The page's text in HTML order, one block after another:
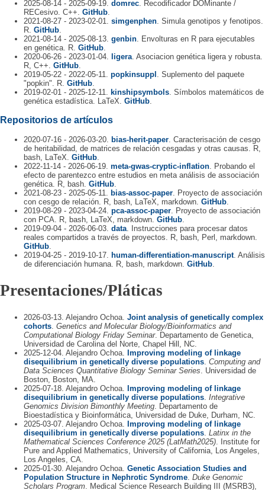
2025-08-14 - 2025-09-19. domrec . Recodificador DOMinante /
RECesivo. C++. GitHub
2021-08-27 - 2023-02-01. simgenphen . Simula genotipos y fenotipos.
R. GitHub
2021-08-14 - 2025-08-13. genbin . Envolturas en R para ejecutables
en genética. R. GitHub
2020-06-26 - 2023-01-04.
ligera . Asociacion genética ligera y robusta.
R, C++. GitHub
2019-05-22 - 2022-05-11. popkinsuppl
. Suplemento del paquete
"popkin". R. GitHub
2019-02-01 - 2025-12-11.
kinshipsymbols . Símbolos matemáticos de
genética estadística. LaTeX. GitHub
Repositorios de artículos
2020-07-16 - 2026-03-20. bias-herit-paper . Caracterisación de cesgo
de heritabilidad, de matrices de relación cesgadas y otras causas. R,
bash, LaTeX. GitHub
2022-11-14 - 2026-06-19. meta-gwas-cryptic-inflation . Probando el
efecto de parentezco entre estudios en meta análisis de associación
genética. R, bash. GitHub
2021-08-23 - 2025-05-11.
bias-assoc-paper . Proyecto de associación
con cesgo de relación. R, bash, LaTeX, markdown. GitHub
2019-08-29 - 2023-04-24. pca-assoc-paper . Proyecto de associación
con PCA. R, bash, LaTeX, markdown. GitHub
2019-09-04 - 2026-06-03. data . Instrucciones para procesar datos
reales compartidos a través de proyectos. R, bash, Perl, markdown.
GitHub
2019-04-25 - 2019-10-17.
human-differentiation-manuscript. Análisis
de diferenciación humana. R, bash, markdown. GitHub
Presentaciones/Pláticas
2026-03-13. Alejandro Ochoa. Joint analysis of genetically complex
cohorts. Genetics and Molecular Biology/Bioinformatics and
Computational Biology Friday Seminar. Departamento de Genetica,
Universidad de Carolina del Norte, Chapel Hill, NC.
2025-12-04. Alejandro Ochoa. Improving modeling of linkage
disequilibrium in genetically diverse populations. Computing and
Data Sciences Quantitative Biology Seminar Series. Universidad de
Boston, Boston, MA.
2025-07-18. Alejandro Ochoa. Improving modeling of linkage
disequilibrium in genetically diverse populations. Integrative
Genomics Division Bimonthly Meeting. Departamento de
Bioestadística y Bioinformática, Universidad de Duke, Durham, NC.
2025-03-07. Alejandro Ochoa. Improving modeling of linkage
disequilibrium in genetically diverse populations. Latinx in the
Mathematical Sciences Conference 2025 (LatMath2025). Institute for
Pure and Applied Mathematics, University of California, Los Angeles,
Los Angeles, CA.
2025-01-30. Alejandro Ochoa. Genetic Association Studies and
Population Structure in Nephrotic Syndrome. Duke Genomic
Scholars Program. Medical Science Research Building III (MSRB3),